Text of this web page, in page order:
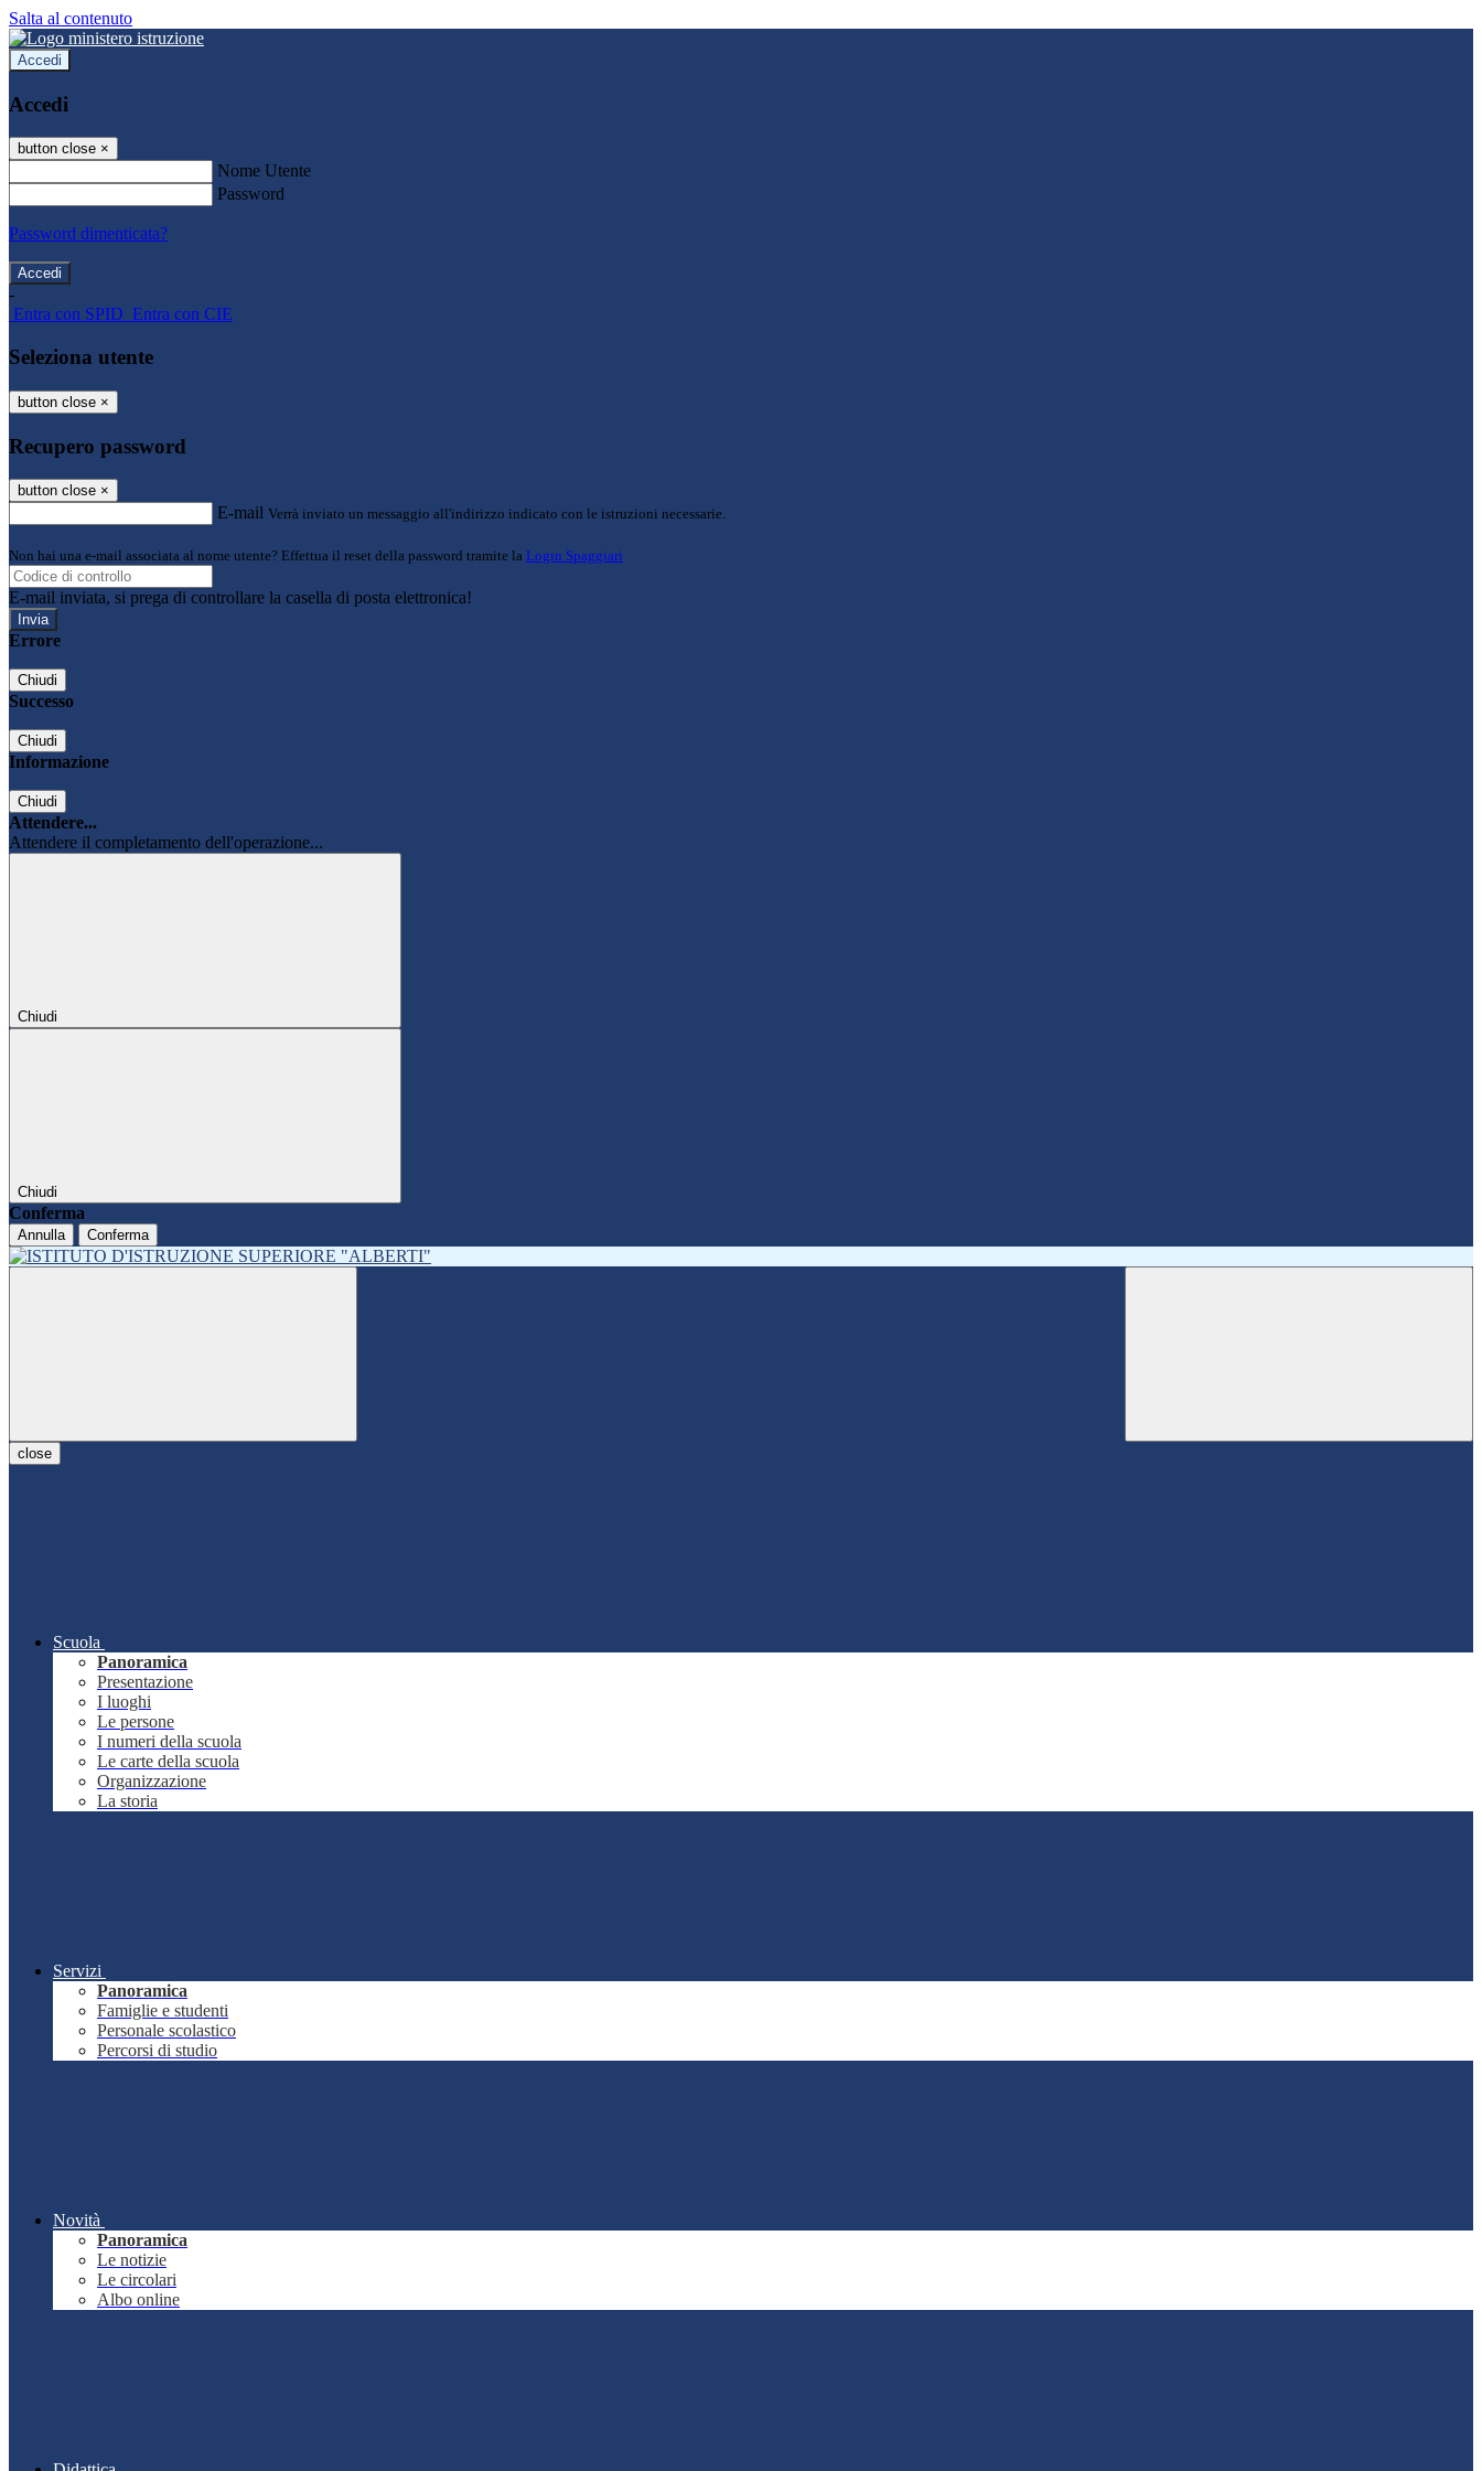
Salta al contenuto
Accedi
Accedi
button close ×
Nome Utente
Password
Password dimenticata?
-
Entra con SPID Entra con CIE
Seleziona utente
button close ×
Recupero password
button close ×
E-mail Verrà inviato un messaggio all'indirizzo indicato con le istruzioni necessarie.
Non hai una e-mail associata al nome utente? Effettua il reset della password tramite la Login Spaggiari
E-mail inviata, si prega di controllare la casella di posta elettronica!
Errore
Chiudi
Successo
Chiudi
Informazione
Chiudi
Attendere...
Attendere il completamento dell'operazione...
Chiudi
Chiudi
Conferma
Annulla Conferma
close
Scuola
Panoramica
Presentazione
I luoghi
Le persone
I numeri della scuola
Le carte della scuola
Organizzazione
La storia
Servizi
Panoramica
Famiglie e studenti
Personale scolastico
Percorsi di studio
Novità
Panoramica
Le notizie
Le circolari
Albo online